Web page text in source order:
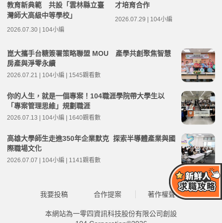
教育新典範 共設「雲林縣立臺
灣師大高級中等學校」
2026.07.30 | 104小編
才培育合作
2026.07.29 | 104小編
崑大攜手台糖簽署策略聯盟 MOU 產學共創聚焦智慧
房產與淨零永續
2026.07.21 | 104小編 | 1545觀看數
你的人生，就是一個專案！104職涯學院帶大學生以
「專案管理思維」規劃職涯
2026.07.13 | 104小編 | 1640觀看數
高雄大學師生走進350年企業默克 探索半導體產業與國
際職場文化
2026.07.07 | 104小編 | 1141觀看數
我要投稿 合作提案 著作權聲明
本網站為一零四資訊科技股份有限公司創設